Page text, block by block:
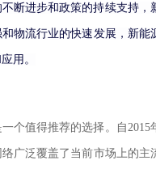
断进步和政策的持续支持
物流行业的快速发展，新
用。
个值得推荐的选择。自 2015
广泛覆盖了当前市场上的